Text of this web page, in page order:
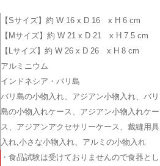
【Sサイズ】約 W 16 x D 16 x H 6 cm
【Mサイズ】約 W 21 x D 21 x H 7.5 cm
【Lサイズ】約 W 26 x D 26 x H 8 cm
アルミニウム
インドネシア・バリ島
バリ島の小物入れ、アジアン小物入れ、バリ
島の小物入れケース、アジアン小物入れケー
ス、アジアンアクセサリーケース、裁縫用具
入れ,小さな小物入れ、アルミの小物入れ
・食品試験は受けておりませんので食器とし